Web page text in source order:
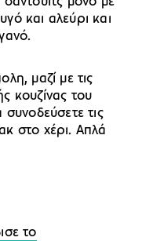
και αλεύρι και
μαζί με τις
κουζίνας του
συνοδεύσετε τις
στο χέρι. Απλά
το